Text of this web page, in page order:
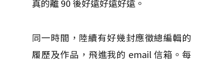
真的離 90 後好遠好遠好遠。
同一時間，陸續有好幾封應徵總編輯的
履歷及作品，飛進我的 email 信箱。每